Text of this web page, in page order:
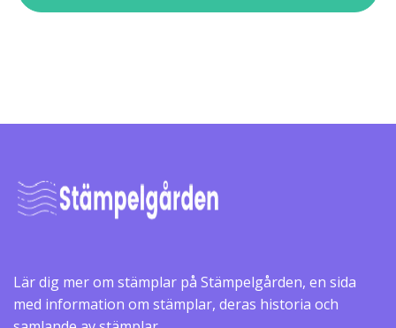
Lär dig mer om stämplar på Stämpelgården, en sida
med information om stämplar, deras historia och